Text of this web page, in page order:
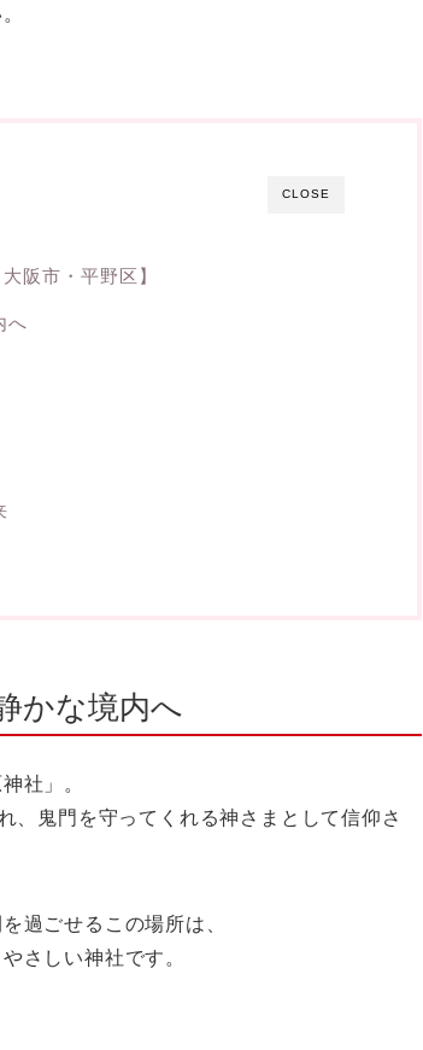
CLOSE
阪市・平野区】
へ
かな境内へ
社」。
、鬼門を守ってくれる神さまとして信仰さ
過ごせるこの場所は、
さしい神社です。